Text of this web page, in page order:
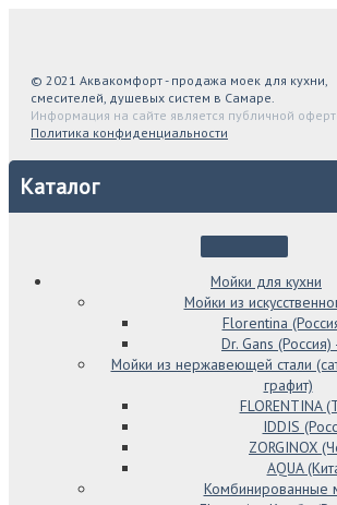
© 2021 Аквакомфорт - продажа моек для кухни,
смесителей, душевых систем в Самаре.
Информация на сайте является публичной
Политика конфиденциальности
Каталог
Мойки для кухни
Мойки из
Florentina
Dr. Gans
Мойки из нержавеющей стали
графит)
FLORENTINA
IDDIS
ZORGINOX
AQUA
Комбинированные